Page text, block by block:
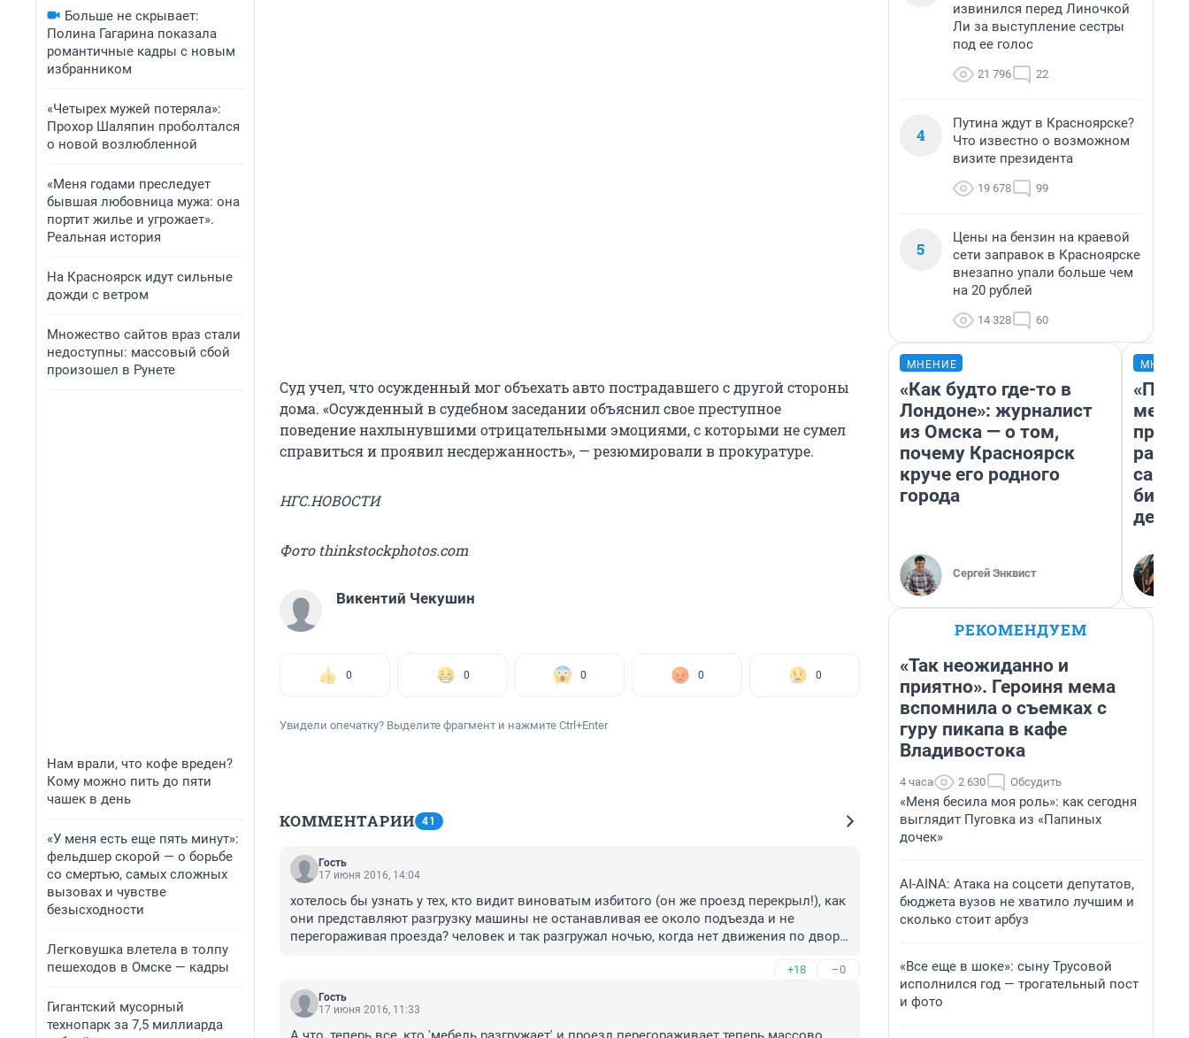
Больше не скрывает:
Полина Гагарина показала
романтичные кадры с новым
избранником
«Четырех мужей потеряла»:
Прохор Шаляпин проболтался
о новой возлюбленной
«Меня годами преследует
бывшая любовница мужа: она
портит жилье и угрожает».
Реальная история
На Красноярск идут сильные
дожди с ветром
Множество сайтов враз стали
недоступны: массовый сбой
произошел в Рунете
Нам врали, что кофе вреден?
Кому можно пить до пяти
чашек в день
«У меня есть еще пять минут»:
фельдшер скорой — о борьбе
со смертью, самых сложных
вызовах и чувстве
безысходности
Легковушка влетела в толпу
пешеходов в Омске — кадры
Гигантский мусорный
технопарк за 7,5 миллиарда
Суд учел, что осужденный мог объехать авто пострадавшего с другой стороны
дома. «Осужденный в судебном заседании объяснил свое преступное
поведение нахлынувшими отрицательными эмоциями, с которыми не сумел
справиться и проявил несдержанность», — резюмировали в прокуратуре.
НГС.НОВОСТИ
Фото thinkstockphotos.com
Викентий Чекушин
0 0 0 0 0
Увидели опечатку? Выделите фрагмент и нажмите Ctrl+Enter
КОММЕНТАРИИ 41
Гость
17 июня 2016, 14:04
хотелось бы узнать у тех, кто видит виноватым избитого (он же проезд перекрыл!), как
они представляют разгрузку машины не останавливая ее около подъезда и не
перегораживая проезда? человек и так разгружал ночью, когда нет движения по двору,
+18 –0
Гость
17 июня 2016, 11:33
извинился перед Линочкой
Ли за выступление сестры
под ее голос
21 796 22
4
Путина ждут в Красноярске?
Что известно о возможном
визите президента
19 678 99
5
Цены на бензин на краевой
сети заправок в Красноярске
внезапно упали больше чем
на 20 рублей
14 328 60
МНЕНИЕ
«Как будто где-то в
Лондоне»: журналист
из Омска — о том,
почему Красноярск
круче его родного
города
Сергей Энквист
РЕКОМЕНДУЕМ
«Так неожиданно и
приятно». Героиня мема
вспомнила о съемках с
гуру пикапа в кафе
Владивостока
4 часа 2 630 Обсудить
«Меня бесила моя роль»: как сегодня
выглядит Пуговка из «Папиных
дочек»
AI-AINA: Атака на соцсети депутатов,
бюджета вузов не хватило лучшим и
сколько стоит арбуз
«Все еще в шоке»: сыну Трусовой
исполнился год — трогательный пост
и фото